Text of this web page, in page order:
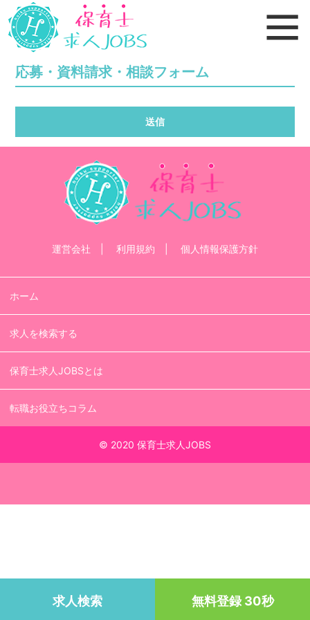
応募・資料請求・相談フォーム
運営会社 利用規約 個人情報保護方針
ホーム
求人を検索する
保育士求人JOBSとは
転職お役立ちコラム
© 2020 保育士求人JOBS
求人検索 無料登録 30秒